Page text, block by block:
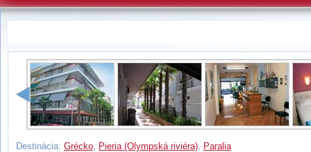
Destinácia: Grécko, Pieria (Olympská riviéra), Paralia